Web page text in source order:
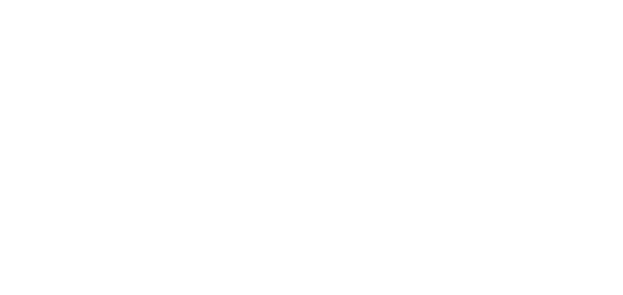
incaltaminte, coafuri, tunsori, desene de colorat, poze cu modele de manichiuri!❤️